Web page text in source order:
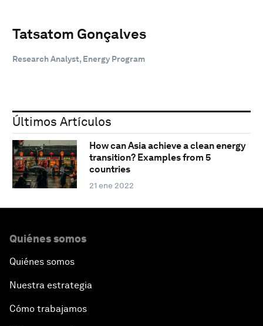
Tatsatom Gonçalves
Research Analyst, Energy Program
Últimos Artículos
How can Asia achieve a clean energy
transition? Examples from 5
countries
21 ene 2022
Quiénes somos
Quiénes somos
Nuestra estrategia
Cómo trabajamos